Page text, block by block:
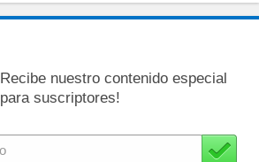
Recibe nuestro contenido especial
para suscriptores!